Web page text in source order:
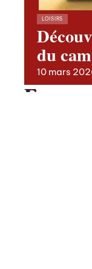
LOISIRS
du
10 mars
En